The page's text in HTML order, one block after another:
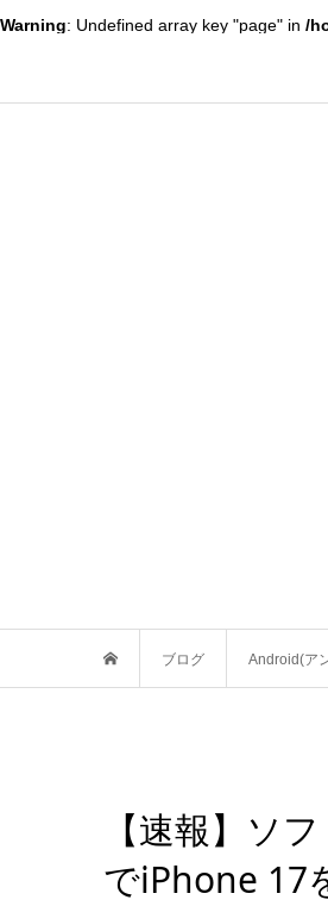
Warning: Undefined array key "page" in /
ブログ Android(ア
【速報】ソ
でiPhone 17